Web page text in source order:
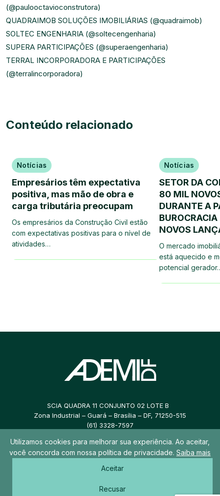
(@paulooctavioconstrutora)
QUADRAIMOB SOLUÇÕES IMOBILIÁRIAS (@quadraimob)
SOLTEC ENGENHARIA (@soltecengenharia)
SUPERA PARTICIPAÇÕES (@superaengenharia)
TERRAL INCORPORADORA E PARTICIPAÇÕES
(@terralincorporadora)
Conteúdo relacionado
Notícias
Empresários têm expectativa
positiva, mas mão de obra e
carga tributária preocupam
Os empresários da Construção Civil estão
com expectativas positivas para o nível de
atividades…
Notícias
SETOR DA
80 MIL
DURANTE A
NOVOS
O mercado
está aquecido e
potencial
SCIA QUADRA 11 CONJUNTO 02 LOTE B
Zona Industrial – Guará – Brasília – DF, 71250-515
(61) 3328-7597
ademidf@ademidf.com.br
Utilizamos cookies para melhorar sua experiência. Ao aceitar,
você concorda com nossa política de privacidade. Saiba mais
Aceitar
Recusar